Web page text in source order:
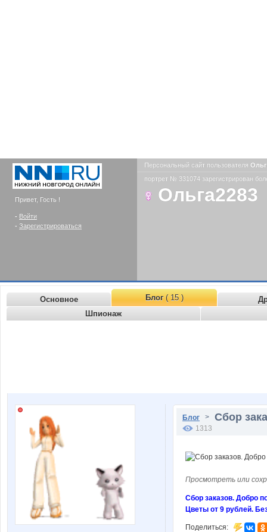
Привет, Гость !
- Войти
- Зарегистрироваться
Персональный сайт пользователя
портрет № 331074 зарегистрирован
Ольга2283
Основное Блог( 15 )
Шпионаж
Блог > Сбор
1313
Просмотреть или
Сбор заказов. Добро
Цветы от 9 рублей.
Поделиться: